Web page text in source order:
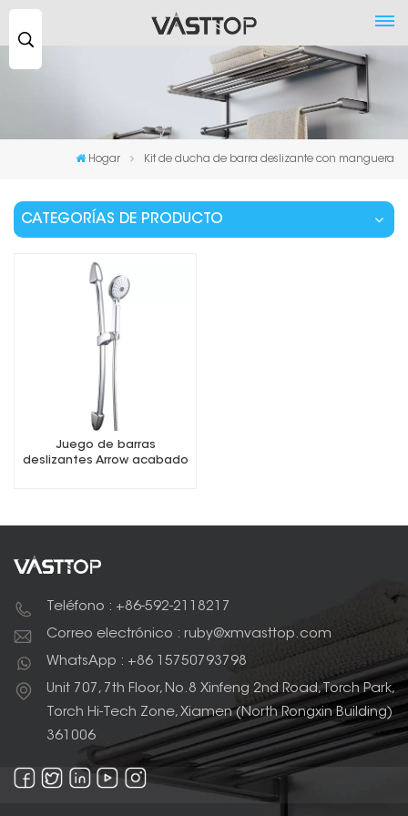
Hogar Kit de ducha de barra deslizante con manguera
CATEGORÍAS DE PRODUCTO
Juego de barras
deslizantes Arrow acabado
Teléfono : +86-592-2118217
Correo electrónico : ruby@xmvasttop.com
WhatsApp : +86 15750793798
Unit 707, 7th Floor, No.8 Xinfeng 2nd Road, Torch Park,
Torch Hi-Tech Zone, Xiamen (North Rongxin Building)
361006